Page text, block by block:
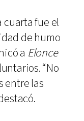
cuarta fue el
de humo
a Elonce
“No
entre las